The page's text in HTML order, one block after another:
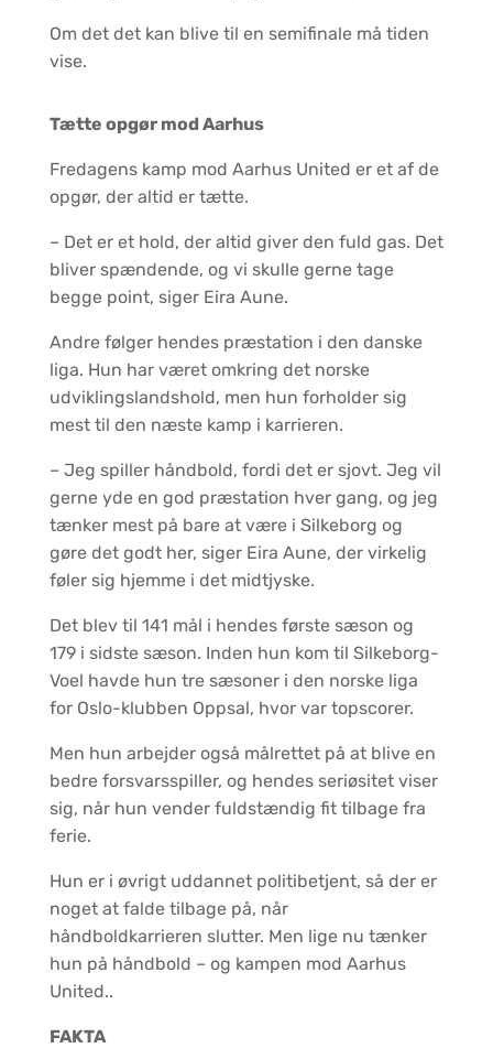
Om det det kan blive til en semifinale må tiden
vise.
Tætte opgør mod Aarhus
Fredagens kamp mod Aarhus United er et af de
opgør, der altid er tætte.
– Det er et hold, der altid giver den fuld gas. Det
bliver spændende, og vi skulle gerne tage
begge point, siger Eira Aune.
Andre følger hendes præstation i den danske
liga. Hun har været omkring det norske
udviklingslandshold, men hun forholder sig
mest til den næste kamp i karrieren.
– Jeg spiller håndbold, fordi det er sjovt. Jeg vil
gerne yde en god præstation hver gang, og jeg
tænker mest på bare at være i Silkeborg og
gøre det godt her, siger Eira Aune, der virkelig
føler sig hjemme i det midtjyske.
Det blev til 141 mål i hendes første sæson og
179 i sidste sæson. Inden hun kom til Silkeborg-
Voel havde hun tre sæsoner i den norske liga
for Oslo-klubben Oppsal, hvor var topscorer.
Men hun arbejder også målrettet på at blive en
bedre forsvarsspiller, og hendes seriøsitet viser
sig, når hun vender fuldstændig fit tilbage fra
ferie.
Hun er i øvrigt uddannet politibetjent, så der er
noget at falde tilbage på, når
håndboldkarrieren slutter. Men lige nu tænker
hun på håndbold – og kampen mod Aarhus
United..
FAKTA